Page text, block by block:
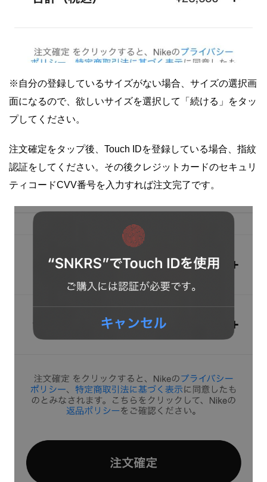
※自分の登録しているサイズがない場合、サイズの選択画
面になるので、欲しいサイズを選択して「続ける」をタッ
プしてください。
注文確定をタップ後、Touch IDを登録している場合、指紋
認証をしてください。その後クレジットカードのセキュリ
ティコードCVV番号を入力すれば注文完了です。